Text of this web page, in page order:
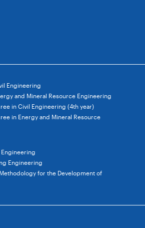
Engineering
and Mineral Resource Engineering
in Civil Engineering (4th year)
in Energy and Mineral Resource
Engineering
for the Development of